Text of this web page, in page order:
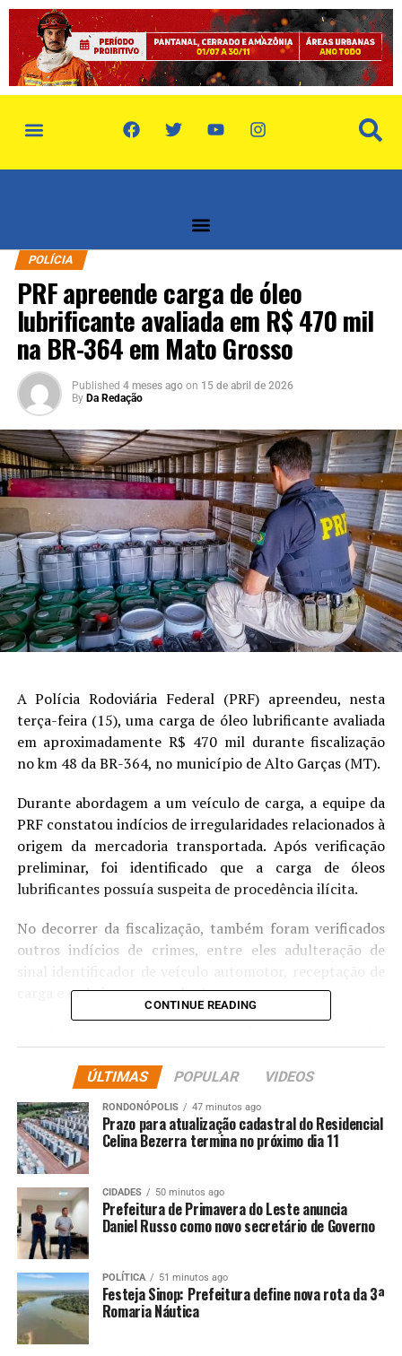
POLÍCIA
PRF apreende carga de óleo
lubrificante avaliada em R$ 470 mil
na BR-364 em Mato Grosso
Published 4 meses ago on 15 de abril de 2026
By Da Redação
A Polícia Rodoviária Federal (PRF) apreendeu, nesta
terça-feira (15), uma carga de óleo lubrificante avaliada
em aproximadamente R$ 470 mil durante fiscalização
no km 48 da BR-364, no município de Alto Garças (MT).
Durante abordagem a um veículo de carga, a equipe da
PRF constatou indícios de irregularidades relacionados à
origem da mercadoria transportada. Após verificação
preliminar, foi identificado que a carga de óleos
lubrificantes possuía suspeita de procedência ilícita.
No decorrer da fiscalização, também foram verificados
outros indícios de crimes, entre eles adulteração de
sinal identificador de veículo automotor, receptação de
carga e embriaguez ao volante.
para os procedimentos cabíveis, e a ocorrência segue
sob apuração para confirmação dos fatos e adoção das
medidas legais pertinentes.
A Polícia Rodoviária Federal segue atuando de forma
permanente no enfrentamento à criminalidade e na
promoção da segurança pública, contribuindo para a
proteção da sociedade nas rodovias federais.
Fonte:PRF – MT
Comentários
RELATED TOPICS:
CONTINUE READING
ÚLTIMAS POPULAR VIDEOS
RONDONÓPOLIS 47 minutos ago
Prazo para atualização cadastral do Residencial
Celina Bezerra termina no próximo dia 11
CIDADES 50 minutos ago
Prefeitura de Primavera do Leste anuncia
Daniel Russo como novo secretário de Governo
POLÍTICA 51 minutos ago
Festeja Sinop: Prefeitura define nova rota da 3ª
Romaria Náutica